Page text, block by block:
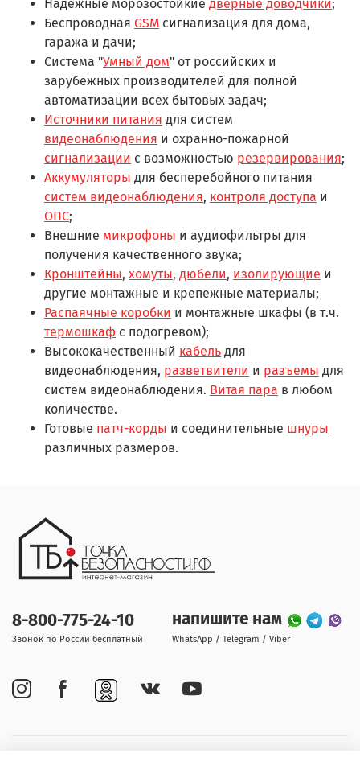
Надежные морозостойкие дверные доводчики;
Беспроводная GSM сигнализация для дома,
гаража и дачи;
Система "Умный дом" от российских и
зарубежных производителей для полной
автоматизации всех бытовых задач;
Источники питания для систем
видеонаблюдения и охранно-пожарной
сигнализации с возможностью резервирования;
Аккумуляторы для бесперебойного питания
систем видеонаблюдения, контроля доступа и
ОПС;
Внешние микрофоны и аудиофильтры для
получения качественного звука;
Кронштейны, хомуты, дюбели, изолирующие и
другие монтажные и крепежные материалы;
Распаячные коробки и монтажные шкафы (в т.ч.
термошкаф с подогревом);
Высококачественный кабель для
видеонаблюдения, разветвители и разъемы для
систем видеонаблюдения. Витая пара в любом
количестве.
Готовые патч-корды и соединительные шнуры
различных размеров.
8-800-775-24-10
Звонок по России бесплатный
напишите нам
WhatsApp / Telegram / Viber